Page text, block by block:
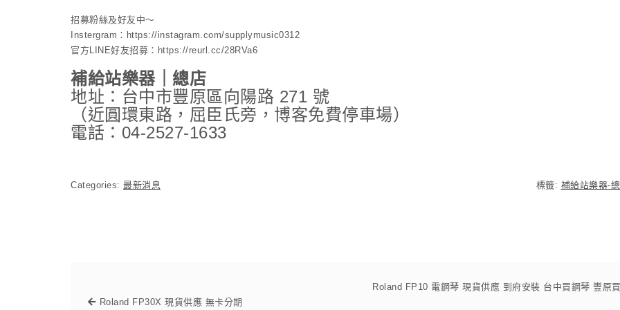
招募粉絲及好友中～
Instergram：https://instagram.com/supplymusic0312
官方LINE好友招募：https://reurl.cc/28RVa6
補給站樂器｜總店
地址：台中市豐原區向陽路 271 號
（近圓環東路，屈臣氏旁，博客免費停車場）
電話：04-2527-1633
Categories: 最新消息 標籤: 補給站樂器-
Roland FP30X 現貨供應 無卡分期
Roland FP10 電鋼琴 現貨供應 到府安裝 台中買鋼琴 豐原